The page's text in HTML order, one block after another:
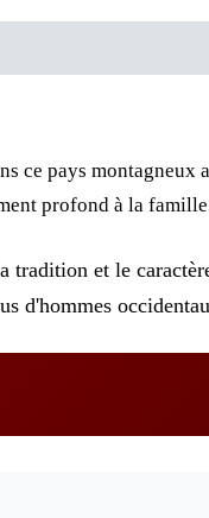
ce pays montagneux
profond à la
tradition et le
d'hommes